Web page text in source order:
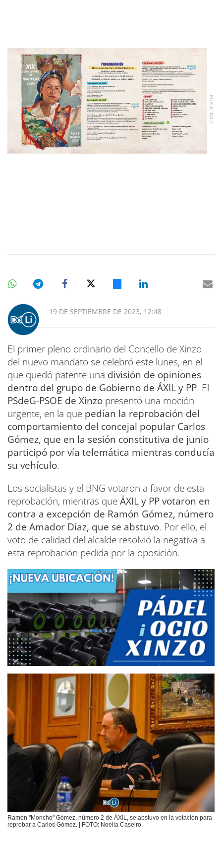
19 DE SEPTIEMBRE DE 2023, 12:48
El primer pleno ordinario del Concello de Xinzo
del nuevo mandato se celebró este lunes, en el
que quedó patente una división de opiniones
dentro del grupo de Gobierno de ÁXIL y PP. El
PSdeG-PSOE de Xinzo presentó una moción
urgente, en la que pedían la reprobación del
comportamiento del concejal popular Carlos
Gómez, que en la sesión constitutiva de junio
participó por vía telemática mientras conducía
su vehículo.
Los socialistas y el BNG votaron a favor de esta
reprobación, mientras queÁXIL y PP votaron en
contra a excepción de Ramón Gómez, número
2 de Amador Díaz, que se abstuvo. Por ello, el
voto de calidad del alcalde resolvió la negativa a
esta reprobación pedida por la oposición.
Ramón "Moncho" Gómez, número 2 de ÁXIL, se abstuvo en la votación para
reprobar a Carlos Gómez. | FOTO: Noelia Caseiro.